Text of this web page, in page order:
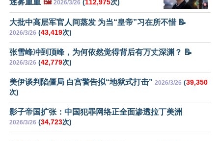
迷雾重重 🖼️ 2026/3/26 (112,975次)
大批中高层军官人间蒸发 为当“皇帝”习在所不惜 📝
2026/3/26 (43,419次)
张雪峰冲到顶峰，为何依然觉得背后有万丈深渊？ 📝
2026/3/26 (42,779次)
美伊谈判陷僵局 白宫警告拟“地狱式打击” 2026/3/26 (39,350
次)
影子帝国扩张：中国犯罪网络正全面渗透拉丁美洲
2026/3/26 (34,723次)